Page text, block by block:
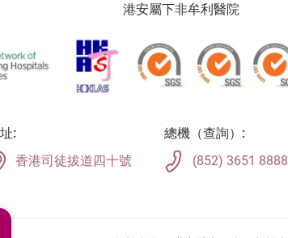
港安屬下非牟利醫院
:
香港司徒拔道四十號
總機（查詢）:
(852) 3651 8888